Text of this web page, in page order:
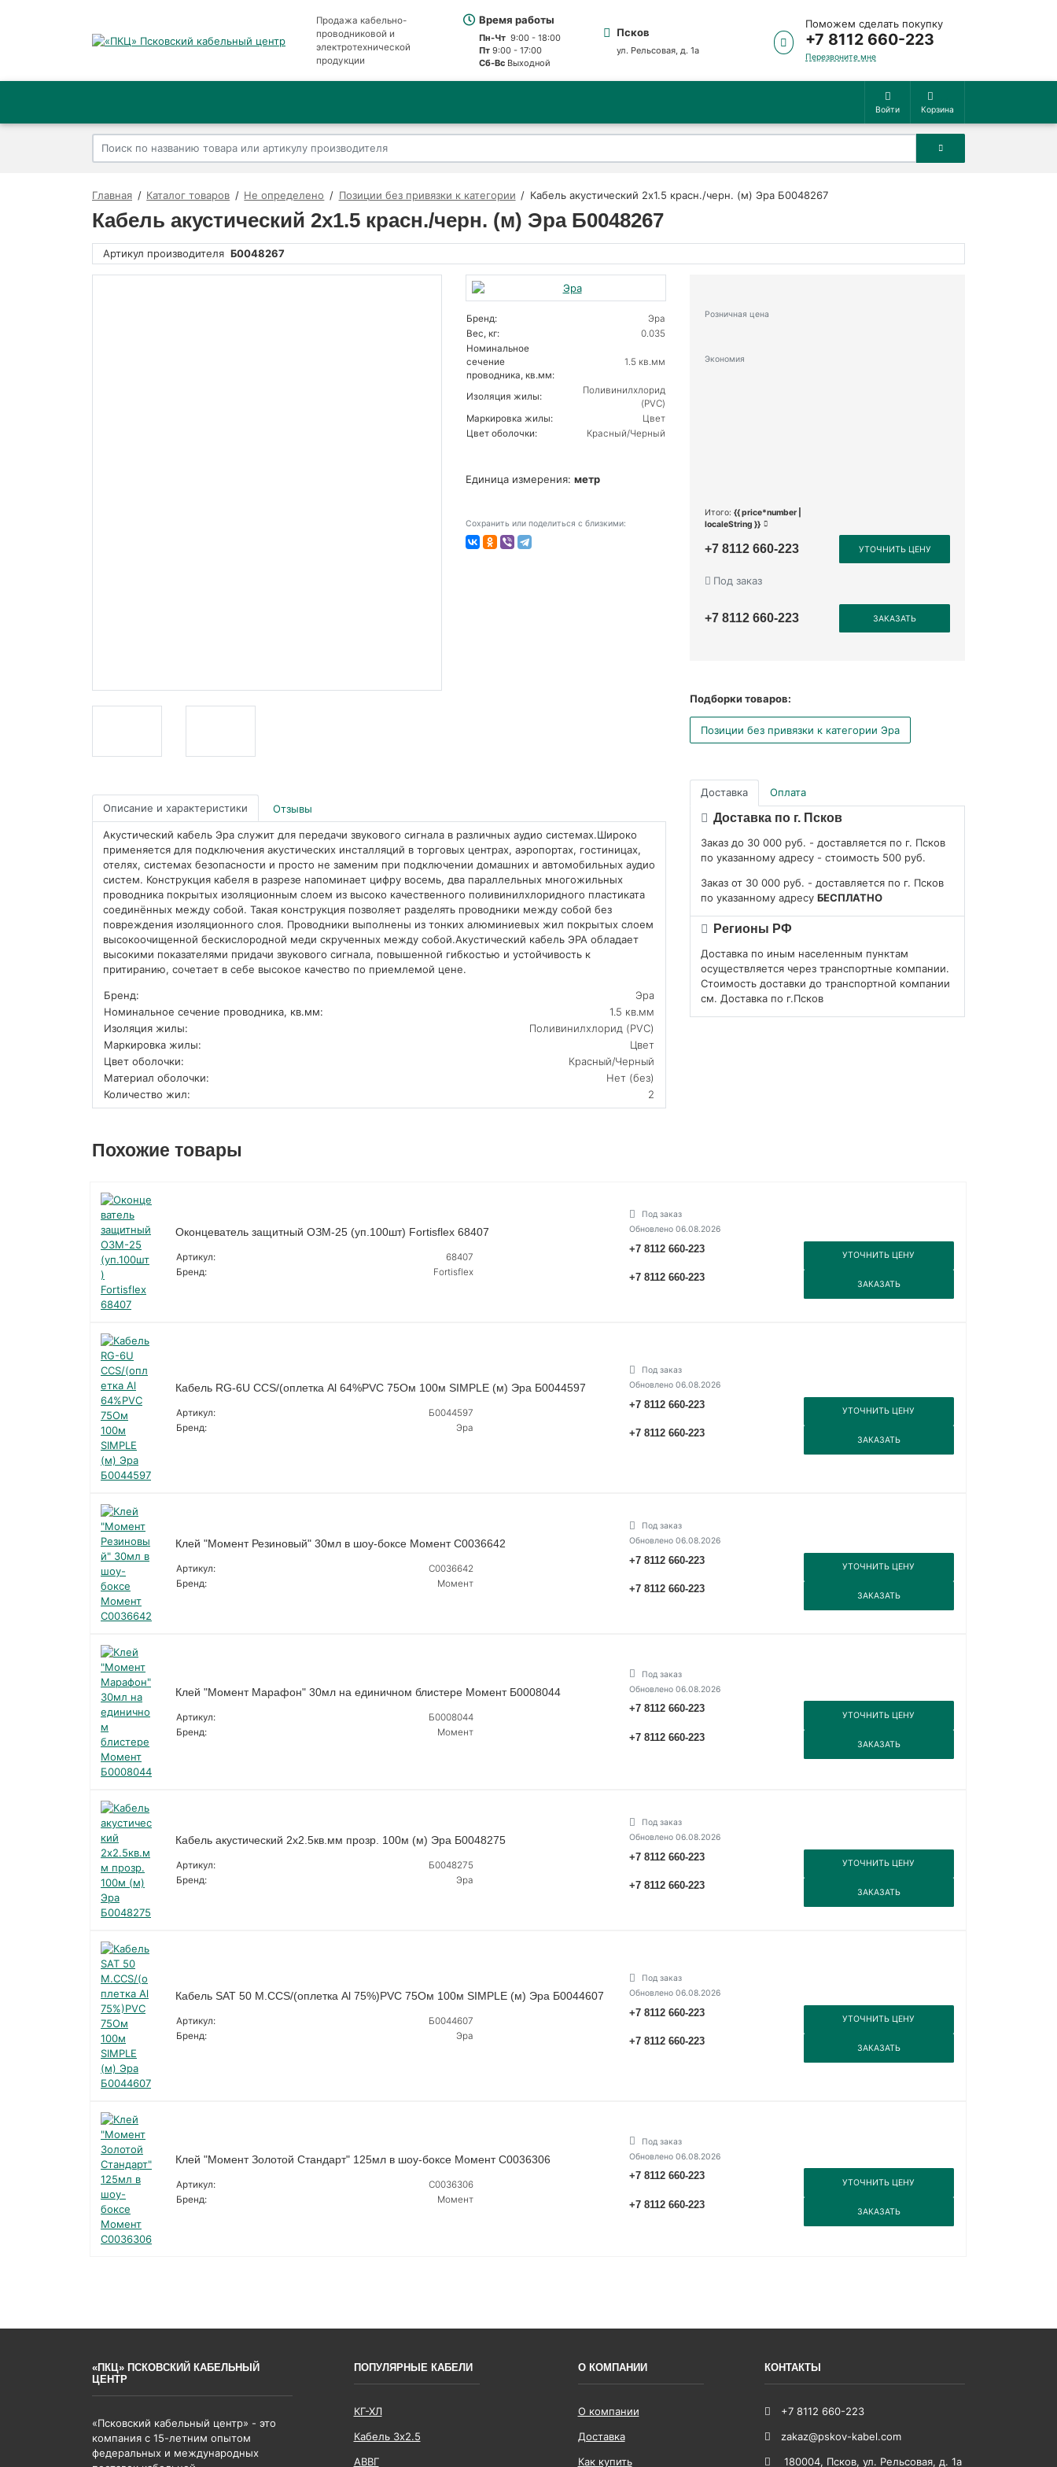
Продажа кабельно-
проводниковой и
электротехнической
продукции
Время работы
Пн-Чт9:00 - 18:00
Пт9:00 - 17:00
Сб-ВсВыходной
Псков
ул. Рельсовая, д. 1а
Поможем сделать покупку
+7 8112 660-223
Перезвоните мне
Войти Корзина
Главная Каталог товаров Не определено Позиции без привязки к категории Кабель акустический 2х1.5 красн./черн. (м) Эра Б0048267
Кабель акустический 2х1.5 красн./черн. (м) Эра Б0048267
Артикул производителя Б0048267
Бренд:
Эра
Вес, кг:
0.035
Номинальное
сечение
проводника, кв.мм:
1.5 кв.мм
Изоляция жилы:
Поливинилхлорид
(PVC)
Маркировка жилы:
Цвет
Цвет оболочки:
Красный/Черный
Единица измерения: метр
Сохранить или поделиться с близкими:
Розничная цена
Экономия
Итого: {{ price*number |
localeString }}
+7 8112 660-223 УТОЧНИТЬ ЦЕНУ
Под заказ
+7 8112 660-223 ЗАКАЗАТЬ
Подборки товаров:
Позиции без привязки к категории Эра
Доставка Оплата
Доставка по г. Псков
Заказ до 30 000 руб. - доставляется по г. Псков
по указанному адресу - стоимость 500 руб.
Заказ от 30 000 руб. - доставляется по г. Псков
по указанному адресу БЕСПЛАТНО
Регионы РФ
Доставка по иным населенным пунктам
осуществляется через транспортные компании.
Стоимость доставки до транспортной компании
см. Доставка по г.Псков
Описание и характеристики Отзывы
Акустический кабель Эра служит для передачи звукового сигнала в различных аудио системах.Широко
применяется для подключения акустических инсталляций в торговых центрах, аэропортах, гостиницах,
отелях, системах безопасности и просто не заменим при подключении домашних и автомобильных аудио
систем. Конструкция кабеля в разрезе напоминает цифру восемь, два параллельных многожильных
проводника покрытых изоляционным слоем из высоко качественного поливинилхлоридного пластиката
соединённых между собой. Такая конструкция позволяет разделять проводники между собой без
повреждения изоляционного слоя. Проводники выполнены из тонких алюминиевых жил покрытых слоем
высокоочищенной бескислородной меди скрученных между собой.Акустический кабель ЭРА обладает
высокими показателями придачи звукового сигнала, повышенной гибкостью и устойчивость к
притиранию, сочетает в себе высокое качество по приемлемой цене.
Бренд:
Эра
Номинальное сечение проводника, кв.мм:
1.5 кв.мм
Изоляция жилы:
Поливинилхлорид (PVC)
Маркировка жилы:
Цвет
Цвет оболочки:
Красный/Черный
Материал оболочки:
Нет (без)
Количество жил:
2
Похожие товары
Оконцеватель защитный ОЗМ-25 (уп.100шт) Fortisflex 68407
Артикул:
68407
Бренд:
Fortisflex
Под заказ
Обновлено 06.08.2026
+7 8112 660-223
УТОЧНИТЬ ЦЕНУ
+7 8112 660-223
ЗАКАЗАТЬ
Кабель RG-6U CCS/(оплетка Al 64%PVC 75Ом 100м SIMPLE (м) Эра Б0044597
Артикул:
Б0044597
Бренд:
Эра
Под заказ
Обновлено 06.08.2026
+7 8112 660-223
УТОЧНИТЬ ЦЕНУ
+7 8112 660-223
ЗАКАЗАТЬ
Клей "Момент Резиновый" 30мл в шоу-боксе Момент C0036642
Артикул:
C0036642
Бренд:
Момент
Под заказ
Обновлено 06.08.2026
+7 8112 660-223
УТОЧНИТЬ ЦЕНУ
+7 8112 660-223
ЗАКАЗАТЬ
Клей "Момент Марафон" 30мл на единичном блистере Момент Б0008044
Артикул:
Б0008044
Бренд:
Момент
Под заказ
Обновлено 06.08.2026
+7 8112 660-223
УТОЧНИТЬ ЦЕНУ
+7 8112 660-223
ЗАКАЗАТЬ
Кабель акустический 2х2.5кв.мм прозр. 100м (м) Эра Б0048275
Артикул:
Б0048275
Бренд:
Эра
Под заказ
Обновлено 06.08.2026
+7 8112 660-223
УТОЧНИТЬ ЦЕНУ
+7 8112 660-223
ЗАКАЗАТЬ
Кабель SAT 50 M.CCS/(оплетка Al 75%)PVC 75Ом 100м SIMPLE (м) Эра Б0044607
Артикул:
Б0044607
Бренд:
Эра
Под заказ
Обновлено 06.08.2026
+7 8112 660-223
УТОЧНИТЬ ЦЕНУ
+7 8112 660-223
ЗАКАЗАТЬ
Клей "Момент Золотой Стандарт" 125мл в шоу-боксе Момент C0036306
Артикул:
C0036306
Бренд:
Момент
Под заказ
Обновлено 06.08.2026
+7 8112 660-223
УТОЧНИТЬ ЦЕНУ
+7 8112 660-223
ЗАКАЗАТЬ
«ПКЦ» ПСКОВСКИЙ КАБЕЛЬНЫЙ
ЦЕНТР
«Псковский кабельный центр» - это
компания с 15-летним опытом
федеральных и международных
ПОПУЛЯРНЫЕ КАБЕЛИ
КГ-ХЛ
Кабель 3x2.5
АВВГ
О КОМПАНИИ
О компании
Доставка
Как купить
КОНТАКТЫ
+7 8112 660-223
zakaz@pskov-kabel.com
180004, Псков, ул. Рельсовая, д. 1а